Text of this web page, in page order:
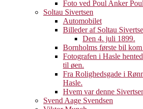
Foto ved Poul Anker
Soltau Sivertsen
Automobilet
Billeder af Soltau
Den 4. juli 1899.
Bornholms første bil
Fotografen i Hasle
til øen.
Fra Rolighedsgade i
Hasle.
Hvem var denne
Svend Aage Svendsen